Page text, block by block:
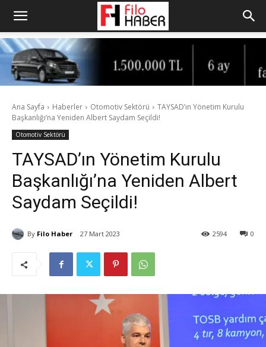
Ana Sayfa Haberler Otomotiv Sektörü
TAYSAD’ın Yönetim Kurulu
Başkanlığı’na Yeniden Albert Saydam Seçildi!
Otomotiv Sektörü
TAYSAD’ın Yönetim Kurulu
Başkanlığı’na Yeniden Albert
Saydam Seçildi!
By Filo Haber 27 Mart 2023 0
2594